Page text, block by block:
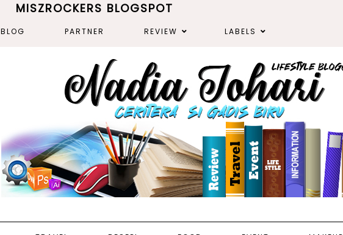
MISZROCKERS BLOGSPOT
BLOG PARTNER REVIEW LABELS